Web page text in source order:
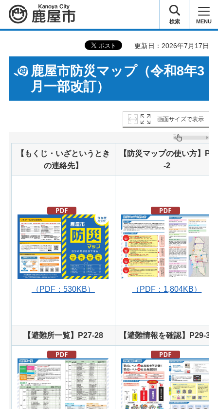
鹿屋市 検索 MENU
更新日：2026年7月17日
鹿屋市防災マップ（令和8年3
月一部改訂）
画面サイズで表示
【もくじ・いざというとき
の連絡先】
【防災マップの使い方】P1
-2
（PDF：530KB） （PDF：1,804KB）
【避難所一覧】P27-28 【避難情報を確認】P29-30